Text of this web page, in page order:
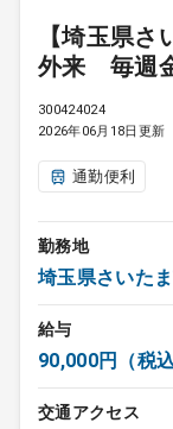
【埼玉県
外来 毎週
300424024
2026年06月18日更新
通勤便利
勤務地
埼玉県さいた
給与
90,000円（税込
交通アクセス